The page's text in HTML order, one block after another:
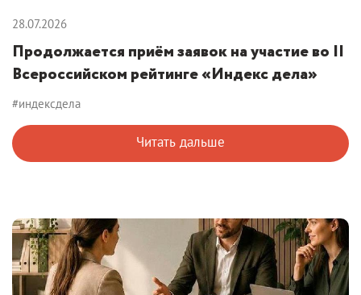
28.07.2026
Продолжается приём заявок на участие во II
Всероссийском рейтинге «Индекс дела»
#индексдела
Читать дальше